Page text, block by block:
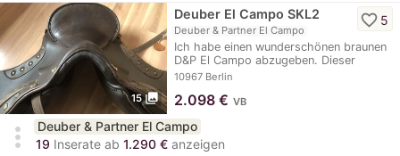
15 photo_library
Deuber El Campo SKL2
Deuber & Partner El Campo
Ich habe einen wunderschönen braunen
D&P El Campo abzugeben. Dieser
Barocksattel…
10967 Berlin
favorite_border 5
2.098 € VB
more_vert
Deuber & Partner El Campo
19 Inserate ab 1.290 € anzeigen